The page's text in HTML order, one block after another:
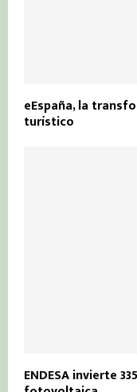
eEspaña, la
turístico
ENDESA invierte